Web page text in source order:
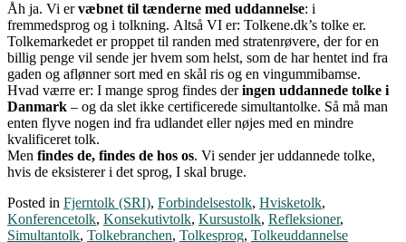
Åh ja. Vi ervæbnet til tænderne med uddannelse: i
fremmedsprog og i tolkning. Altså VI er: Tolkene.dk’s tolke er.
Tolkemarkedet er proppet til randen med stratenrøvere, der for en
billig penge vil sende jer hvem som helst, som de har hentet ind fra
gaden og aflønner sort med en skål ris og en vingummibamse.
Hvad værre er: I mange sprog findes deringen uddannede tolke i
Danmark – og da slet ikke certificerede simultantolke. Så må man
enten flyve nogen ind fra udlandet eller nøjes med en mindre
kvalificeret tolk.
Men findes de, findes de hos os. Vi sender jer uddannede tolke,
hvis de eksisterer i det sprog, I skal bruge.
Posted in Fjerntolk (SRI), Forbindelsestolk, Hvisketolk,
Konferencetolk, Konsekutivtolk, Kursustolk, Refleksioner,
Simultantolk, Tolkebranchen, Tolkesprog, Tolkeuddannelse